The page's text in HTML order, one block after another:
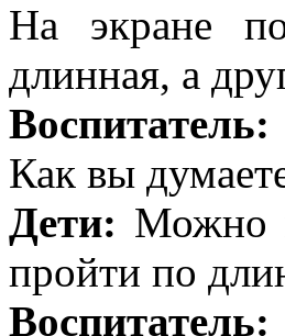
На экране
длинная, а
Воспитатель:
Как вы
Дети: Можно
пройти по
Воспитатель: